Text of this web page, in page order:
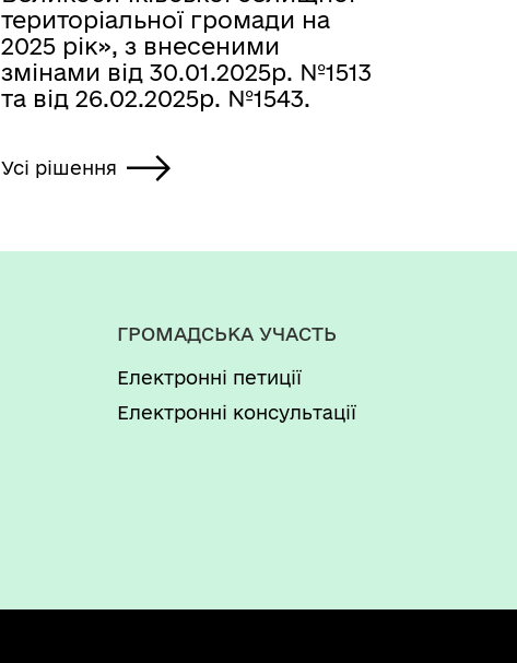
територіальної громади на
2025 рік», з внесеними
змінами від 30.01.2025р. №1513
та від 26.02.2025р. №1543.
Усі рішення
ГРОМАДСЬКА УЧАСТЬ
Електронні петиції
Електронні консультації